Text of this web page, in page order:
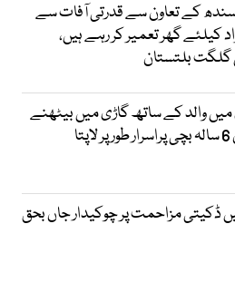
کے تعاون سے قدرتی آفات سے
کیلئے گھر تعمیر کر رہے ہیں،
گلگت بلتستان
میں والد کے ساتھ گاڑی میں بیٹھنے
ڈکیتی مزاحمت پر چوکیدار جاں بحق